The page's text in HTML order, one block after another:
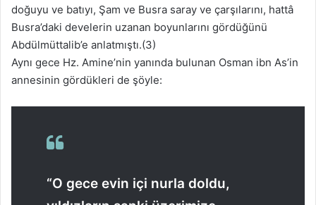
doğuyu ve batıyı, Şam ve Busra saray ve çarşılarını, hattâ
Busra’daki develerin uzanan boyunlarını gördüğünü
Abdülmüttalib’e anlatmıştı.(3)
Aynı gece Hz. Amine’nin yanında bulunan Osman ibn As’in
annesinin gördükleri de şöyle:
“O gece evin içi nurla doldu,